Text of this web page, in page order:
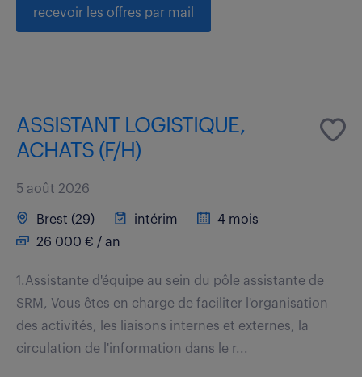
recevoir les offres par mail
ASSISTANT LOGISTIQUE,
ACHATS (F/H)
5 août 2026
Brest (29) intérim
4 mois
26 000 € / an
1.Assistante d'équipe au sein du pôle assistante de
SRM, Vous êtes en charge de faciliter l'organisation
des activités, les liaisons internes et externes, la
circulation de l'information dans le r...